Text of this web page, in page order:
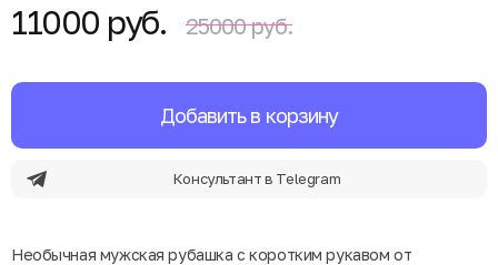
11000 руб. 25000 руб.
Добавить в корзину
Консультант в Telegram
Необычная мужская рубашка с коротким рукавом от